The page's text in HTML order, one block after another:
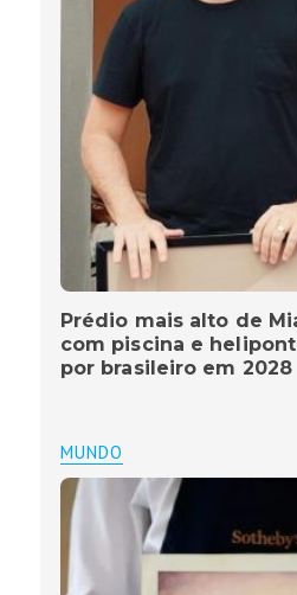
Prédio mais alto de
com piscina e
por brasileiro em 2028
MUNDO